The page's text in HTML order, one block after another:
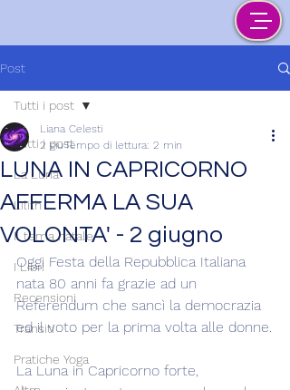
Post
Tutti i post
La Luna
Lilith
Il tema natale
I Libri
Recensioni
Transiti
Pratiche Yoga
Tutti i post
LUNA IN CAPRICORNO
AFFERMA LA SUA
VOLONTA' - 2 giugno
Liana Celesti
2 giuTempo di lettura: 2 min
Oggi Festa della Repubblica Italiana
nata 80 anni fa grazie ad un
Referendum che sancì la democrazia
ed il voto per la prima volta alle donne.
La Luna in Capricorno forte,